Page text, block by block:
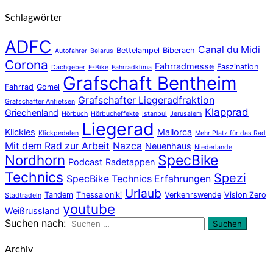
Schlagwörter
ADFC Autofahrer Belarus Bettelampel Biberach Canal du Midi
Corona Dachgeber E-Bike Fahrradklima Fahrradmesse Faszination
Fahrrad Gomel Grafschaft Bentheim
Grafschafter Anfietsen Grafschafter Liegeradfraktion
Griechenland Hörbuch Hörbucheffekte Istanbul Jerusalem Klapprad
Klickies Klickpedalen Liegerad Mallorca Mehr Platz für das Rad
Mit dem Rad zur Arbeit Nazca Neuenhaus Niederlande
Nordhorn Podcast Radetappen SpecBike
Technics SpecBike Technics Erfahrungen Spezi
Stadtradeln Tandem Thessaloniki Urlaub Verkehrswende Vision Zero
Weißrussland youtube
Suchen nach: Suchen
Archiv